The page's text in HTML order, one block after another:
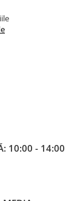
10:00 - 14:00